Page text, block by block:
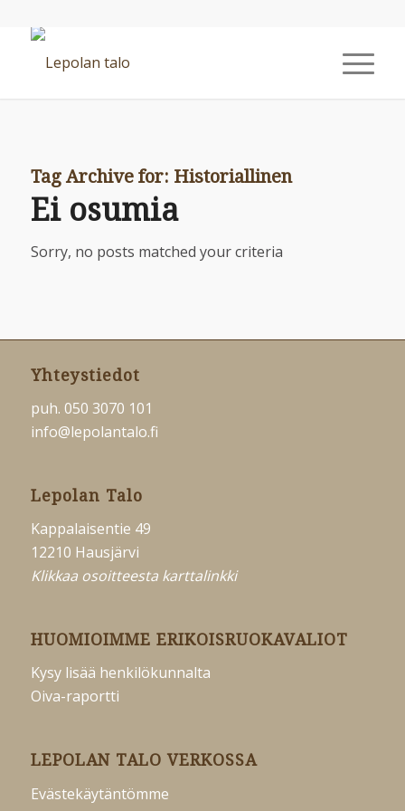
Tag Archive for: Historiallinen
Ei osumia
Sorry, no posts matched your criteria
Yhteystiedot
puh. 050 3070 101
info@lepolantalo.fi
Lepolan Talo
Kappalaisentie 49
12210 Hausjärvi
Klikkaa osoitteesta karttalinkki
HUOMIOIMME ERIKOISRUOKAVALIOT
Kysy lisää henkilökunnalta
Oiva-raportti
LEPOLAN TALO VERKOSSA
Evästekäytäntömme